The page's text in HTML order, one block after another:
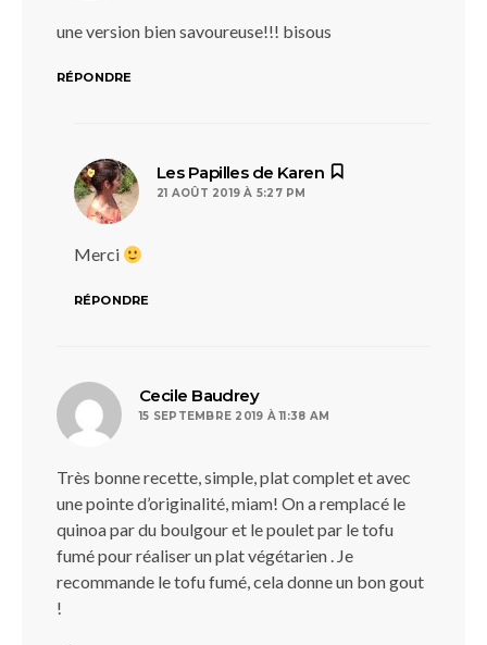
une version bien savoureuse!!! bisous
RÉPONDRE
Les Papilles de Karen
21 AOÛT 2019 À 5:27 PM
Merci
RÉPONDRE
Cecile Baudreydit :
15 SEPTEMBRE 2019 À 11:38 AM
Très bonne recette, simple, plat complet et avec
une pointe d’originalité, miam! On a remplacé le
quinoa par du boulgour et le poulet par le tofu
fumé pour réaliser un plat végétarien . Je
recommande le tofu fumé, cela donne un bon gout
!